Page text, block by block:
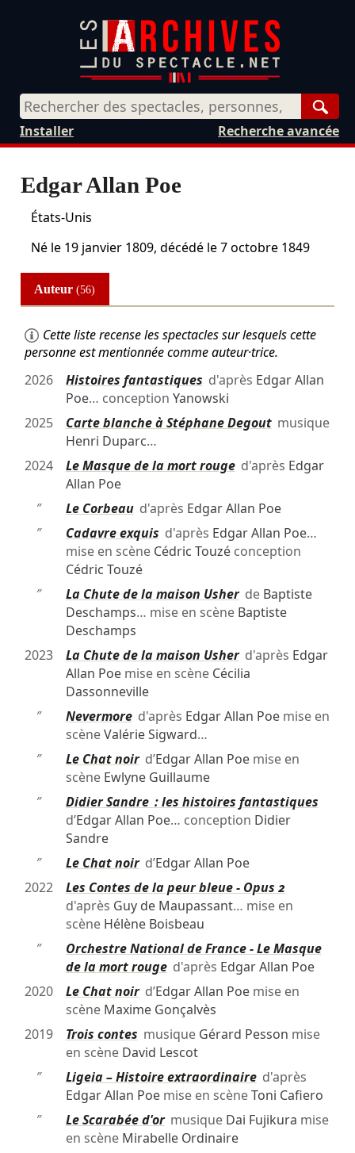
Recherche avancée
Installer
Edgar Allan Poe
États-Unis
Né le 19 janvier 1809, décédé le7 octobre 1849
Auteur(56)
Cette liste recense les spectacles sur lesquels cette
personne est mentionnée comme auteur·trice.
2026
Histoires fantastiques d'après Edgar Allan
Poe… conception Yanowski
2025
Carte blanche à Stéphane Degoutmusique
Henri Duparc…
2024
Le Masque de la mort rouged'après Edgar
Allan Poe
″
Le Corbeaud'après Edgar Allan Poe
″
Cadavre exquis d'après Edgar Allan Poe…
mise en scène Cédric Touzéconception
Cédric Touzé
″
La Chute de la maison Usherde Baptiste
Deschamps… mise en scène Baptiste
Deschamps
2023
La Chute de la maison Usherd'après Edgar
Allan Poemise en scène Cécilia
Dassonneville
″
Nevermored'après Edgar Allan Poemise en
scèneValérie Sigward…
″
Le Chat noird’Edgar Allan Poemise en
scène Ewlyne Guillaume
″
Didier Sandre : les histoires fantastiques
d’Edgar Allan Poe… conception Didier
Sandre
″
Le Chat noird’Edgar Allan Poe
2022
Les Contes de la peur bleue - Opus 2
d'après Guy de Maupassant… mise en
scène Hélène Boisbeau
″
Orchestre National de France - Le Masque
de la mort rouged'après Edgar Allan Poe
2020
Le Chat noird’Edgar Allan Poemise en
scène Maxime Gonçalvès
2019
Trois contes musique Gérard Pesson mise
en scène David Lescot
″
Ligeia – Histoire extraordinaired'après
Edgar Allan Poemise en scèneToni Cafiero
″
Le Scarabée d'ormusique Dai Fujikura mise
en scène Mirabelle Ordinaire